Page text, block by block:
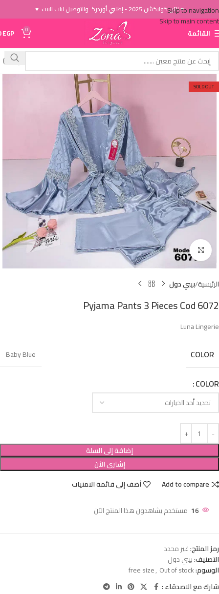
Skip to navigation
Skip to main content
♥ الاَن كوليكشن 2025 - إطلبي أوردركـ والتوصيل لباب البيت ♥
القائمة 0
EGP
SOLD OUT
Click to enlarge
الرئيسية بيبي دول
Pyjama Pants 3 Pieces Cod 6072
Luna Lingerie
COLOR
Baby Blue
COLOR
إضافة إلى السلة
إشترى الأن
Add to compare
أضف إلى قائمة الامنيات
16 مستخدم يشاهدون هذا المنتج الآن
رمز المنتج:غير محدد
التصنيف:بيبي دول
الوسوم:
free size, Out of stock
شارك مع الاصدقاء :